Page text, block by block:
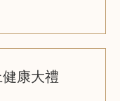
康大禮